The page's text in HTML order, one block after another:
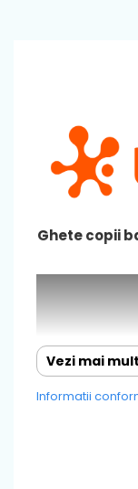
Ghete copii
Vezi mai mult
Informatii